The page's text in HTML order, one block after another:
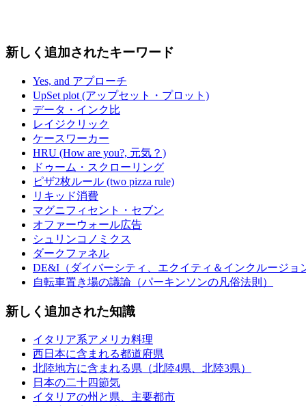
新しく追加されたキーワード
Yes, and アプローチ
UpSet plot (アップセット・プロット)
データ・インク比
レイジクリック
ケースワーカー
HRU (How are you?, 元気？)
ドゥーム・スクローリング
ピザ2枚ルール (two pizza rule)
リキッド消費
マグニフィセント・セブン
オファーウォール広告
シュリンコノミクス
ダークファネル
DE&I（ダイバーシティ、エクイティ＆インクルージョ
自転車置き場の議論（パーキンソンの凡俗法則）
新しく追加された知識
イタリア系アメリカ料理
西日本に含まれる都道府県
北陸地方に含まれる県（北陸4県、北陸3県）
日本の二十四節気
イタリアの州と県、主要都市